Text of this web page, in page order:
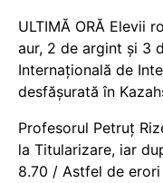
ULTIMĂ ORĂ Elevii
aur, 2 de argint și 3
Internațională de
desfășurată în
Profesorul Petruț
la Titularizare, iar
8.70 / Astfel de